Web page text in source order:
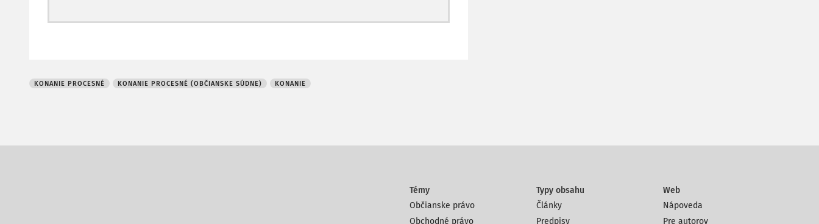
KONANIE PROCESNÉ KONANIE PROCESNÉ (OBČIANSKE SÚDNE) KONANIE
Témy
Občianske právo
Obchodné právo
Typy obsahu
Články
Predpisy
Web
Nápoveda
Pre autorov